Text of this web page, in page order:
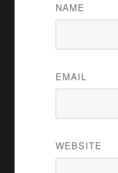
NAME
EMAIL
WEBSITE